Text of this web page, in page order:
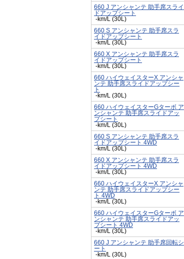
660 J アンシャンテ 助手席スライ
ドアップシート
-km/L (30L)
660 S アンシャンテ 助手席スラ
イドアップシート
-km/L (30L)
660 X アンシャンテ 助手席スラ
イドアップシート
-km/L (30L)
660 ハイウェイスターX アンシャ
ンテ 助手席スライドアップシー
ト
-km/L (30L)
660 ハイウェイスターGターボ ア
ンシャンテ 助手席スライドアッ
プシート
-km/L (30L)
660 S アンシャンテ 助手席スラ
イドアップシート 4WD
-km/L (30L)
660 X アンシャンテ 助手席スラ
イドアップシート 4WD
-km/L (30L)
660 ハイウェイスターX アンシャ
ンテ 助手席スライドアップシー
ト 4WD
-km/L (30L)
660 ハイウェイスターGターボ ア
ンシャンテ 助手席スライドアッ
プシート 4WD
-km/L (30L)
660 J アンシャンテ 助手席回転シ
ート
-km/L (30L)